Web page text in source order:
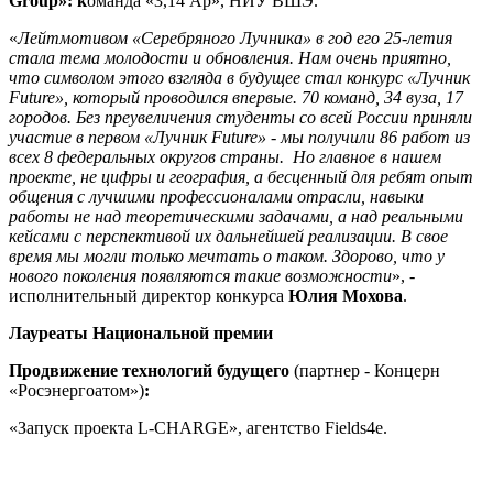
«Лейтмотивом «Серебряного Лучника» в год его 25-летия
стала тема молодости и обновления. Нам очень приятно,
что символом этого взгляда в будущее стал конкурс «Лучник
Future», который проводился впервые. 70 команд, 34 вуза, 17
городов. Без преувеличения студенты со всей России приняли
участие в первом «Лучник Future» - мы получили 86 работ из
всех 8 федеральных округов страны. Но главное в нашем
проекте, не цифры и география, а бесценный для ребят опыт
общения с лучшими профессионалами отрасли, навыки
работы не над теоретическими задачами, а над реальными
кейсами с перспективой их дальнейшей реализации. В свое
время мы могли только мечтать о таком. Здорово, что у
нового поколения появляются такие возможности», -
исполнительный директор конкурса Юлия Мохова.
Лауреаты Национальной премии
Продвижение технологий будущего (партнер - Концерн
«Росэнергоатом»):
«Запуск проекта L-CHARGE», агентство Fields4e.